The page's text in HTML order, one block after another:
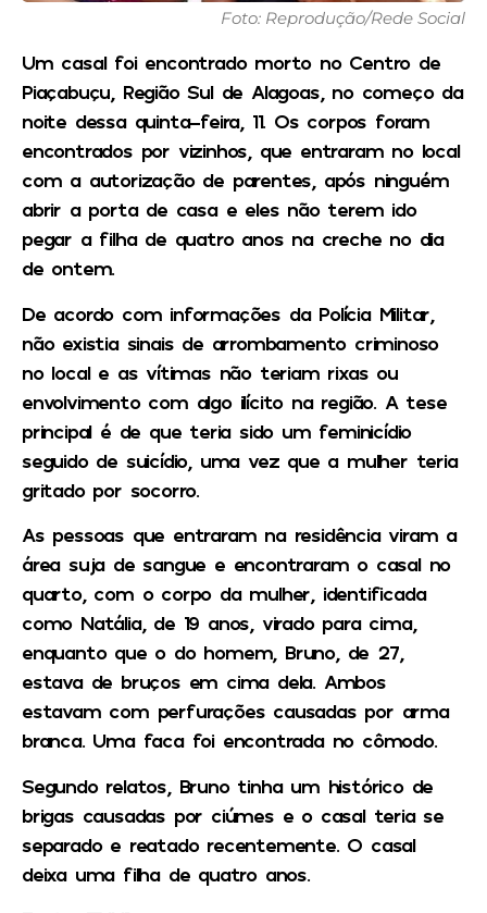
Foto: Reprodução/Rede Social
Um casal foi encontrado morto no Centro de
Piaçabuçu, Região Sul de Alagoas, no começo da
noite dessa quinta-feira, 11. Os corpos foram
encontrados por vizinhos, que entraram no local
com a autorização de parentes, após ninguém
abrir a porta de casa e eles não terem ido
pegar a filha de quatro anos na creche no dia
de ontem.
De acordo com informações da Polícia Militar,
não existia sinais de arrombamento criminoso
no local e as vítimas não teriam rixas ou
envolvimento com algo ilícito na região. A tese
principal é de que teria sido um feminicídio
seguido de suicídio, uma vez que a mulher teria
gritado por socorro.
As pessoas que entraram na residência viram a
área suja de sangue e encontraram o casal no
quarto, com o corpo da mulher, identificada
como Natália, de 19 anos, virado para cima,
enquanto que o do homem, Bruno, de 27,
estava de bruços em cima dela. Ambos
estavam com perfurações causadas por arma
branca. Uma faca foi encontrada no cômodo.
Segundo relatos, Bruno tinha um histórico de
brigas causadas por ciúmes e o casal teria se
separado e reatado recentemente. O casal
deixa uma filha de quatro anos.